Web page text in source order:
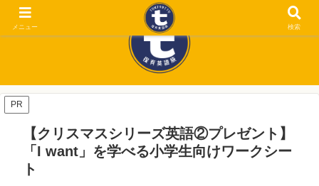
PR
【クリスマスシリーズ英語②プレゼント】
「I want」を学べる小学生向けワークシー
ト
メニュー 検索